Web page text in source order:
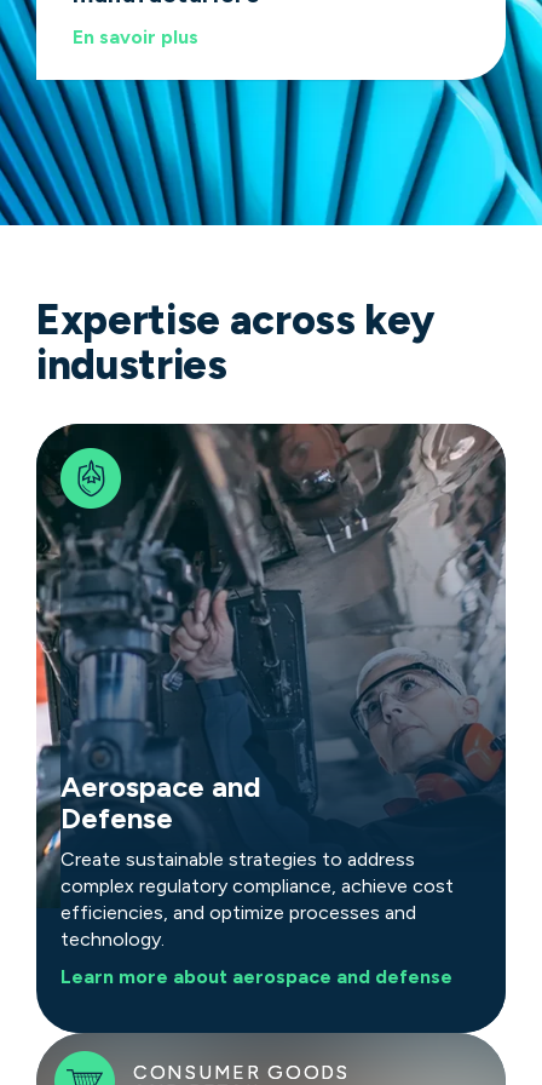
En savoir plus
En savoir plus
Expertise across key
industries
Aerospace and
Defense
Create sustainable strategies to address
complex regulatory compliance, achieve cost
efficiencies, and optimize processes and
technology.
Learn more about aerospace and defense
CONSUMER GOODS
CONSUMER GOODS